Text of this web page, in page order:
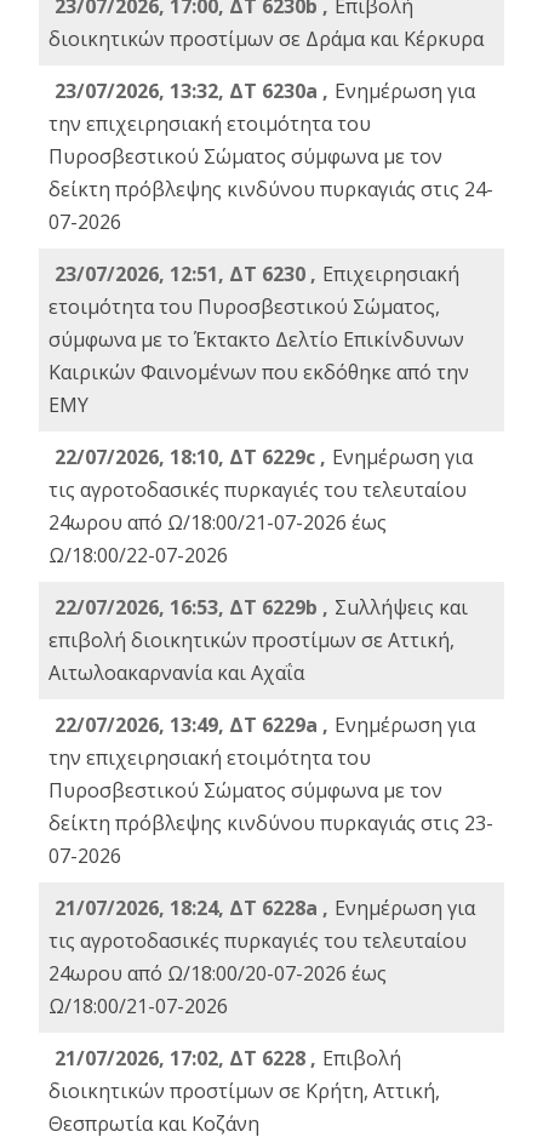
23/07/2026, 17:00, ΔΤ 6230b , Επιβολή
διοικητικών προστίμων σε Δράμα και Κέρκυρα
23/07/2026, 13:32, ΔΤ 6230a , Ενημέρωση για
την επιχειρησιακή ετοιμότητα του
Πυροσβεστικού Σώματος σύμφωνα με τον
δείκτη πρόβλεψης κινδύνου πυρκαγιάς στις 24-
07-2026
23/07/2026, 12:51, ΔΤ 6230 , Επιχειρησιακή
ετοιμότητα του Πυροσβεστικού Σώματος,
σύμφωνα με το Έκτακτο Δελτίο Επικίνδυνων
Καιρικών Φαινομένων που εκδόθηκε από την
ΕΜΥ
22/07/2026, 18:10, ΔΤ 6229c , Ενημέρωση για
τις αγροτοδασικές πυρκαγιές του τελευταίου
24ωρου από Ω/18:00/21-07-2026 έως
Ω/18:00/22-07-2026
22/07/2026, 16:53, ΔΤ 6229b , Σuλλήψεις και
επιβολή διοικητικών προστίμων σε Αττική,
Αιτωλοακαρνανία και Αχαΐα
22/07/2026, 13:49, ΔΤ 6229a , Ενημέρωση για
την επιχειρησιακή ετοιμότητα του
Πυροσβεστικού Σώματος σύμφωνα με τον
δείκτη πρόβλεψης κινδύνου πυρκαγιάς στις 23-
07-2026
21/07/2026, 18:24, ΔΤ 6228a , Ενημέρωση για
τις αγροτοδασικές πυρκαγιές του τελευταίου
24ωρου από Ω/18:00/20-07-2026 έως
Ω/18:00/21-07-2026
21/07/2026, 17:02, ΔΤ 6228 , Επιβολή
διοικητικών προστίμων σε Κρήτη, Αττική,
Θεσπρωτία και Κοζάνη